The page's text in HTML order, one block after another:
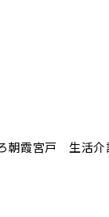
朝霞宮戸 生活介